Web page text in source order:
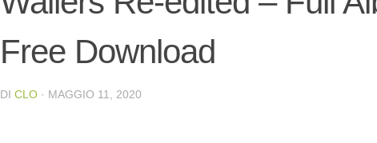
Free Download
DI CLO · MAGGIO 11, 2020